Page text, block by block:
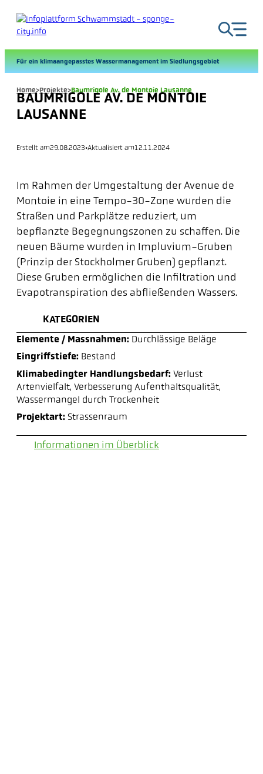
Inhalt
springen
Für ein klimaangepasstes Wassermanagement im Siedlungsgebiet
Home>Projekte>Baumrigole Av. de Montoie Lausanne
BAUMRIGOLE AV. DE MONTOIE
LAUSANNE
Erstellt am29.08.2023•Aktualisiert am12.11.2024
Im Rahmen der Umgestaltung der Avenue de
Montoie in eine Tempo-30-Zone wurden die
Straßen und Parkplätze reduziert, um
bepflanzte Begegnungszonen zu schaffen. Die
neuen Bäume wurden in Impluvium-Gruben
(Prinzip der Stockholmer Gruben) gepflanzt.
Diese Gruben ermöglichen die Infiltration und
Evapotranspiration des abfließenden Wassers.
KATEGORIEN
Elemente / Massnahmen: Durchlässige Beläge
Eingriffstiefe: Bestand
Klimabedingter Handlungsbedarf: Verlust
Artenvielfalt, Verbesserung Aufenthaltsqualität,
Wassermangel durch Trockenheit
Projektart: Strassenraum
Informationen im Überblick